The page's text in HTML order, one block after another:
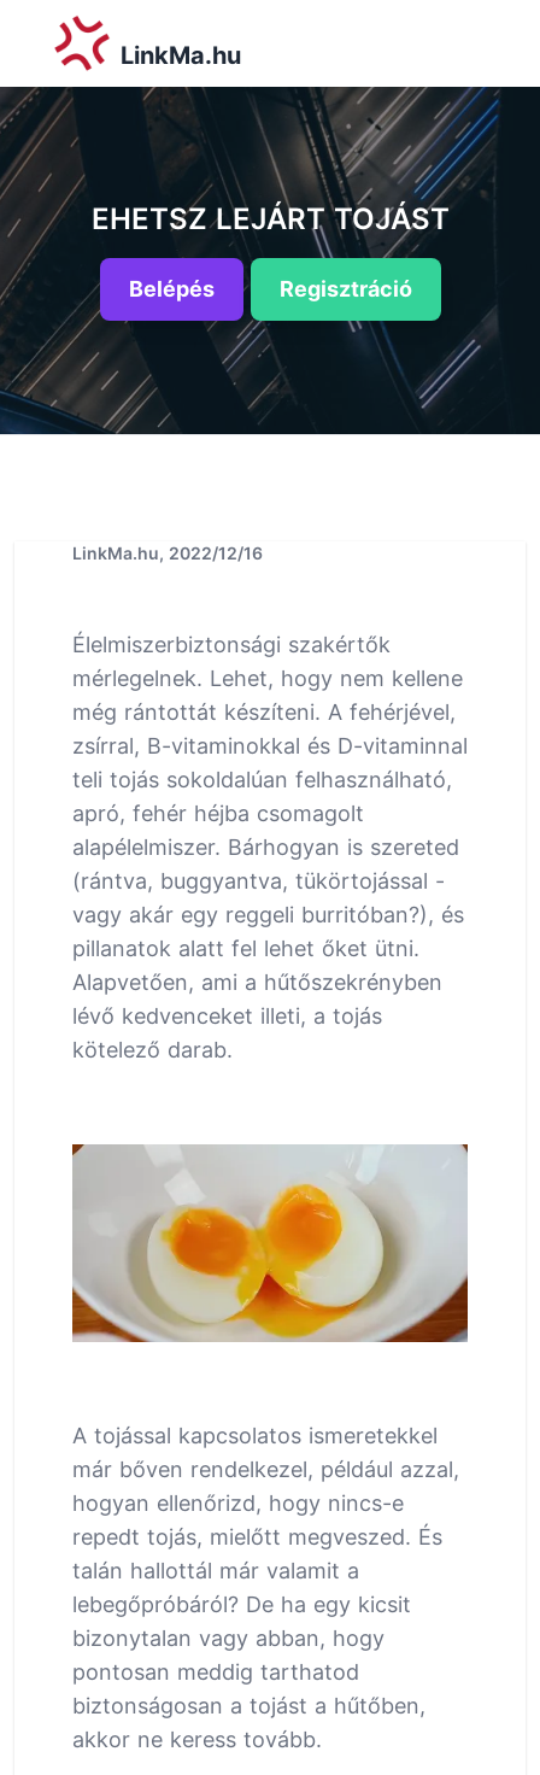
LinkMa.hu
EHETSZ LEJÁRT TOJÁST
Belépés Regisztráció
LinkMa.hu, 2022/12/16
Élelmiszerbiztonsági szakértők
mérlegelnek. Lehet, hogy nem kellene
még rántottát készíteni. A fehérjével,
zsírral, B-vitaminokkal és D-vitaminnal
teli tojás sokoldalúan felhasználható,
apró, fehér héjba csomagolt
alapélelmiszer. Bárhogyan is szereted
(rántva, buggyantva, tükörtojással -
vagy akár egy reggeli burritóban?), és
pillanatok alatt fel lehet őket ütni.
Alapvetően, ami a hűtőszekrényben
lévő kedvenceket illeti, a tojás
kötelező darab.
A tojással kapcsolatos ismeretekkel
már bőven rendelkezel, például azzal,
hogyan ellenőrizd, hogy nincs-e
repedt tojás, mielőtt megveszed. És
talán hallottál már valamit a
lebegőpróbáról? De ha egy kicsit
bizonytalan vagy abban, hogy
pontosan meddig tarthatod
biztonságosan a tojást a hűtőben,
akkor ne keress tovább.